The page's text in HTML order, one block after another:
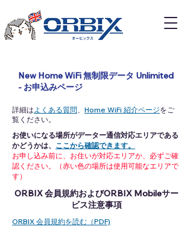
New Home WiFi 無制限データ Unlimited
- お申込みページ
詳細はよくある質問、 Home WiFi 紹介ページをご
覧ください。
お使いになる場所がデーター通信対応エリアである
かどうかは、 ここから確認できます。
お申し込み前に、お住いが対応エリアか、必ずご確
認ください。（赤い色の場所は使用可能なエリアで
す）
ORBIX 会員規約およびORBIX Mobileサー
ビス注意事項
ORBIX 会員規約を読む（PDF)